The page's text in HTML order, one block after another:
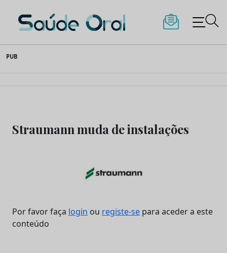
to
content
Saúde Oral
PUB
Straumann muda de instalações
Por favor faça login ou registe-se para aceder a este
conteúdo